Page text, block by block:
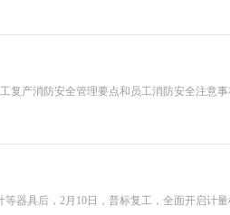
复产消防安全管理要点和员工消防安全注意事
器具后，2月10日，普标复工，全面开启计量